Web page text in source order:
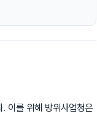
이를 위해 방위사업청은